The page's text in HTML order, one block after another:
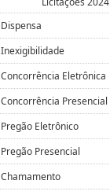
Dispensa
Inexigibilidade
Concorrência Eletrônica
Concorrência Presencial
Pregão Eletrônico
Pregão Presencial
Chamamento